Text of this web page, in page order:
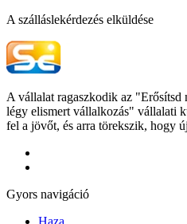
A szálláslekérdezés elküldése
A vállalat ragaszkodik az "Erősítsd
légy elismert vállalkozás" vállalati
fel a jövőt, és arra törekszik, hogy
Gyors navigáció
Haza